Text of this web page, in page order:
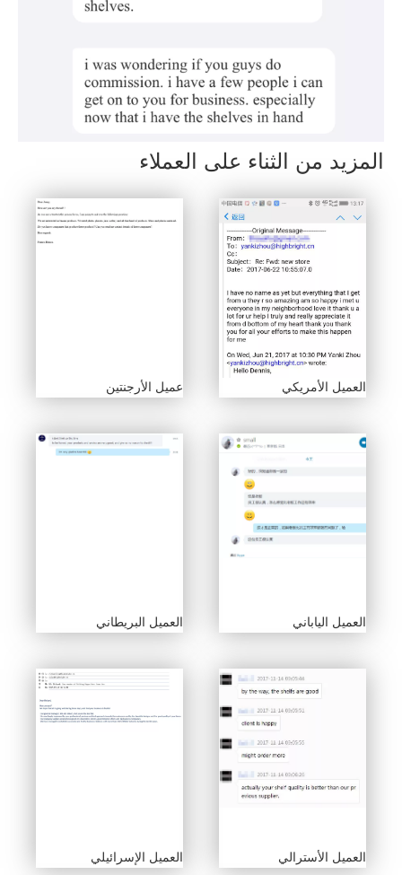
المزيد من الثناء على العملاء
عميل الأرجنتين العميل الأمريكي
العميل البريطاني العميل الياباني
العميل الإسرائيلي العميل الأسترالي